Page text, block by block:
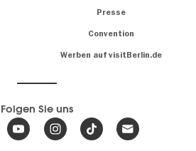
Presse
Convention
Werben auf visitBerlin.de
Folgen Sie uns